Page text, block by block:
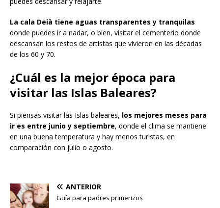
La cala Deià tiene aguas transparentes y tranquilas
donde puedes ir a nadar, o bien, visitar el cementerio donde
descansan los restos de artistas que vivieron en las décadas
de los 60 y 70.
¿Cuál es la mejor época para
visitar las Islas Baleares?
Si piensas visitar las Islas baleares, los mejores meses para
ir es entre junio y septiembre, donde el clima se mantiene
en una buena temperatura y hay menos turistas, en
comparación con julio o agosto.
ANTERIOR
Guía para padres primerizos